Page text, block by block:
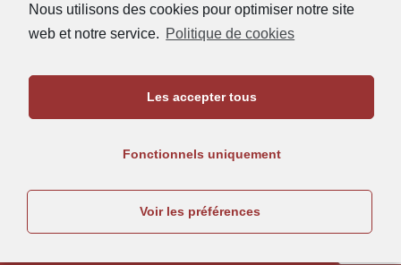
Nous utilisons des cookies pour optimiser notre site
web et notre service. Politique de cookies
Les accepter tous
Fonctionnels uniquement
Voir les préférences
Politique de cookies (UE)
Maison de l'Archéologie
05.57.12.45.63
rea@u-bordeaux-montaigne.fr